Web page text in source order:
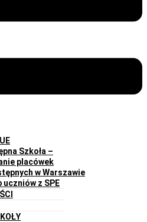
Szkoła –
placówek
w Warszawie
z SPE